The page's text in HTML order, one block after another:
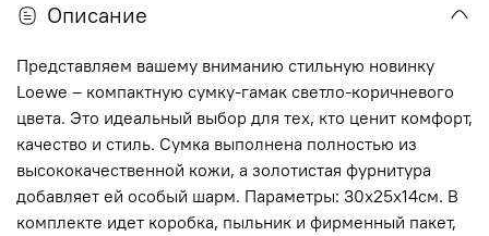
Описание
Представляем вашему вниманию стильную новинку
Loewe – компактную сумку-гамак светло-коричневого
цвета. Это идеальный выбор для тех, кто ценит комфорт,
качество и стиль. Сумка выполнена полностью из
высококачественной кожи, а золотистая фурнитура
добавляет ей особый шарм. Параметры: 30х25х14см. В
комплекте идет коробка, пыльник и фирменный пакет,